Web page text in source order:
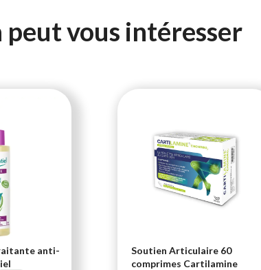
peut vous intéresser
anti-
Soutien Articulaire 60
comprimes Cartilamine